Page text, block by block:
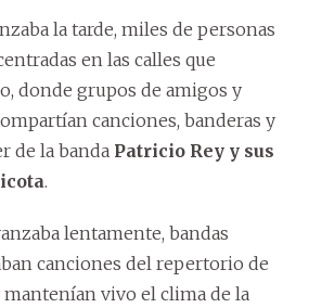
la tarde, miles de personas
en las calles que
donde grupos de amigos y
canciones, banderas y
de la banda Patricio Rey y sus
.
lentamente, bandas
canciones del repertorio de
vivo el clima de la